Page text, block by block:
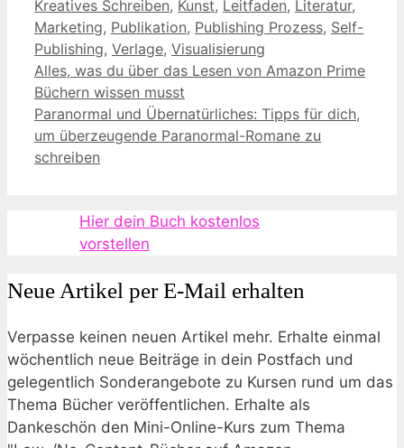
Kreatives Schreiben, Kunst, Leitfaden, Literatur,
Marketing, Publikation, Publishing Prozess, Self-
Publishing, Verlage, Visualisierung
Alles, was du über das Lesen von Amazon Prime
Büchern wissen musst
Paranormal und Übernatürliches: Tipps für dich,
um überzeugende Paranormal-Romane zu
schreiben
Hier dein Buch kostenlos
vorstellen
Neue Artikel per E-Mail erhalten
Verpasse keinen neuen Artikel mehr. Erhalte einmal
wöchentlich neue Beiträge in dein Postfach und
gelegentlich Sonderangebote zu Kursen rund um das
Thema Bücher veröffentlichen. Erhalte als
Dankeschön den Mini-Online-Kurs zum Thema